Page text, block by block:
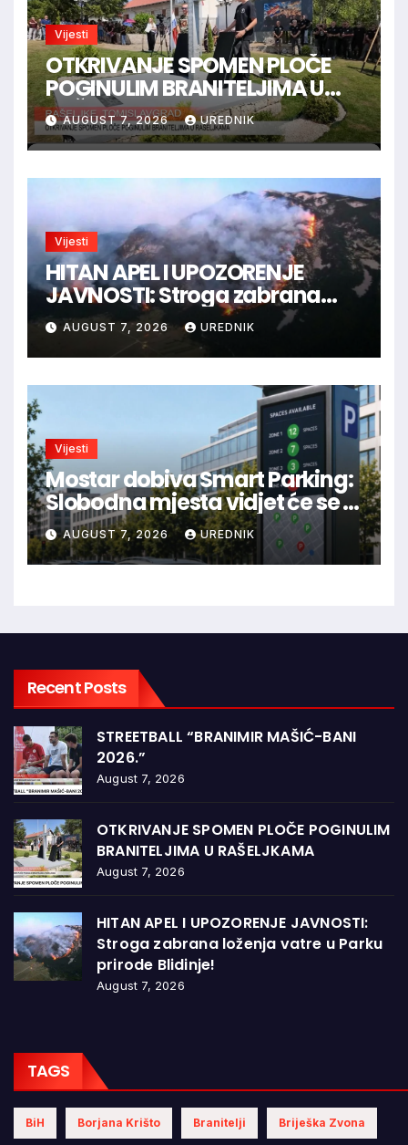
Vijesti
OTKRIVANJE SPOMEN PLOČE
POGINULIM BRANITELJIMA U
RAŠELJKAMA
AUGUST 7, 2026 UREDNIK
Vijesti
HITAN APEL I UPOZORENJE
JAVNOSTI: Stroga zabrana
loženja vatre u Parku prirode
Blidinje!
AUGUST 7, 2026 UREDNIK
Vijesti
Mostar dobiva Smart Parking:
Slobodna mjesta vidjet će se u
aplikaciji
AUGUST 7, 2026 UREDNIK
Recent Posts
STREETBALL “BRANIMIR MAŠIĆ-BANI
2026.”
August 7, 2026
OTKRIVANJE SPOMEN PLOČE POGINULIM
BRANITELJIMA U RAŠELJKAMA
August 7, 2026
HITAN APEL I UPOZORENJE JAVNOSTI:
Stroga zabrana loženja vatre u Parku
prirode Blidinje!
August 7, 2026
TAGS
BiH Borjana Krišto Branitelji Briješka Zvona